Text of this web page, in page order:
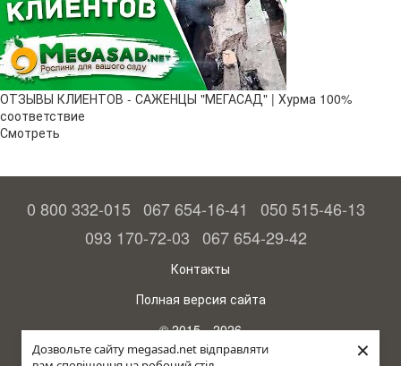
Дозвольте сайту megasad.net відправляти
×
ОТЗЫВЫ КЛИЕНТОВ - САЖЕНЦЫ "МЕГАСАД" | Хурма 100%
соответствие
Смотреть
0 800 332-015 067 654-16-41
050 515-46-13
093 170-72-03 067 654-29-42
Контакты
Полная версия сайта
© 2015—2026
Megasad - гарантия высокого урожая